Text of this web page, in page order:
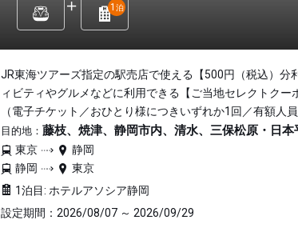
1 泊
JR東海ツアーズ指定の駅売店で使える【500円（税込）分
ィビティやグルメなどに利用できる【ご当地セレクトクー
（電子チケット／おひとり様につきいずれか1回／有額人
目的地： 藤枝、焼津、静岡市内、清水、三保松原・日本
東京
静岡
静岡
東京
1泊目: ホテルアソシア静岡
設定期間：2026/08/07 ～ 2026/09/29